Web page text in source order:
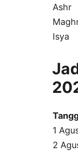
Ashr
Isya
1
2